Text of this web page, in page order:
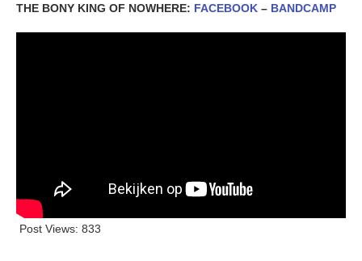
THE BONY KING OF NOWHERE: FACEBOOK – BANDCAMP
Post Views: 833